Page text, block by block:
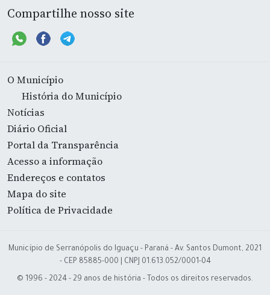
Compartilhe nosso site
O Município
História do Município
Notícias
Diário Oficial
Portal da Transparência
Acesso a informação
Endereços e contatos
Mapa do site
Política de Privacidade
Município de Serranópolis do Iguaçu - Paraná - Av. Santos Dumont, 2021
- CEP 85885-000 | CNPJ 01.613.052/0001-04
© 1996 - 2024 - 29 anos de história - Todos os direitos reservados.